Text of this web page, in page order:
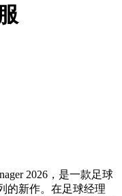
2026，是一款足球
的新作。在足球经理